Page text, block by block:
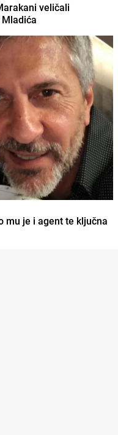
veličali
mu je i agent te ključna